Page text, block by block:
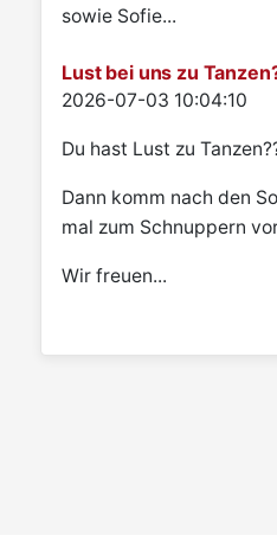
sowie Sofie...
Lust bei uns zu
Details
2026-07-03 10:04:10
Du hast Lust zu
Dann komm nach den
mal zum Schnuppern
Wir freuen...